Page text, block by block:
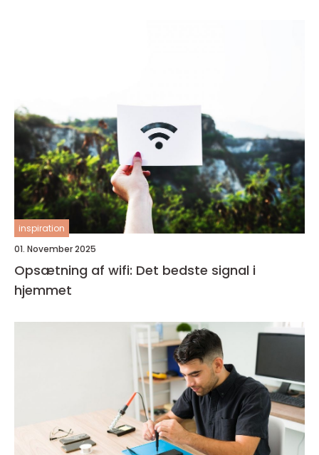
inspiration
01. November 2025
Opsætning af wifi: Det bedste signal i
hjemmet